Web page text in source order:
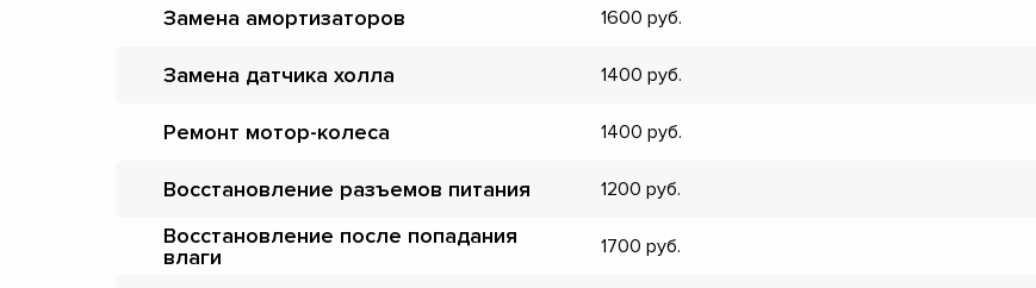
Замена амортизаторов 1600
Замена датчика холла 1400
Ремонт мотор-колеса 1400
Восстановление разъемов питания 1200
Восстановление после попадания
влаги
1700